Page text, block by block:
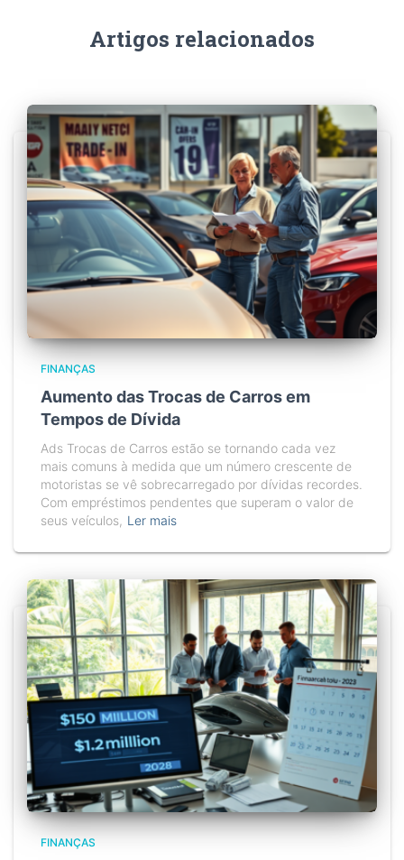
Artigos relacionados
FINANÇAS
Aumento das Trocas de Carros em
Tempos de Dívida
Ads Trocas de Carros estão se tornando cada vez
mais comuns à medida que um número crescente de
motoristas se vê sobrecarregado por dívidas recordes.
Com empréstimos pendentes que superam o valor de
seus veículos, Ler mais
FINANÇAS